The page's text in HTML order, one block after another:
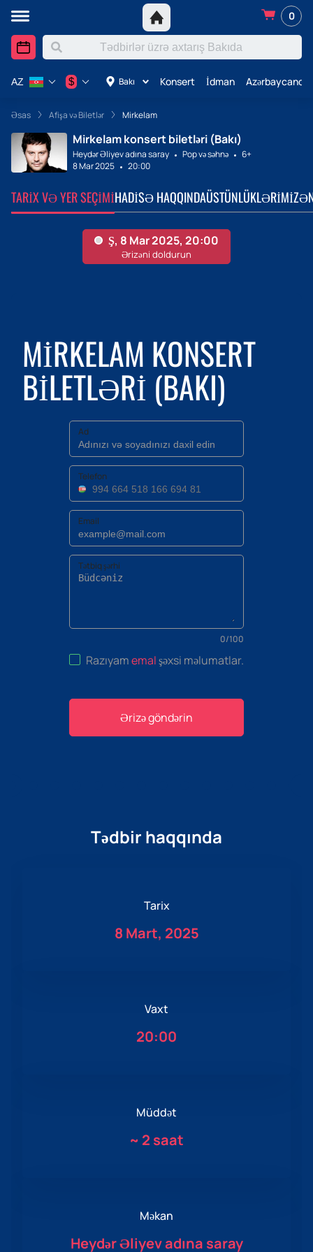
0
Bakı Konsert İdman Azərbaycanda
AZ $
Əsas Afişa və Biletlər Mirkelam
Mirkelam konsert biletləri (Bakı)
Heydər Əliyev adına saray Pop və səhnə
6+
8 Mar 2025
20:00
TARIX VƏ YER SEÇIMIHADISƏ HAQQINDAÜSTÜNLÜKLƏRIMIZ
MIRKELAM KONSERT
BILETLƏRI (BAKI)
Ad
Telefon
Email
Tətbiq şərhi
0/100
Razıyamemalşəxsi məlumatlar.
Ərizə göndərin
Tədbir haqqında
Tarix
8 Mart, 2025
Vaxt
20:00
Müddət
~ 2 saat
Məkan
Heydər Əliyev adına saray